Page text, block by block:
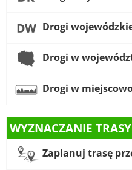
Drogi
Drogi w
Drogi w
WYZNACZANIE TRASY
Zaplanuj trasę